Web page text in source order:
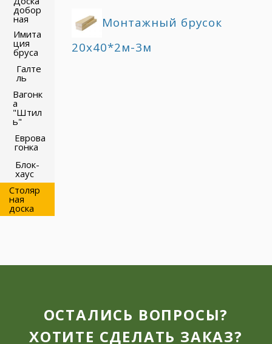
добор
ная
Имита
ция
бруса
Галте
ль
Вагонк
а
"Штил
ь"
Еврова
гонка
Блок-
хаус
Столяр
ная
доска
Монтажный брусок
20х40*2м-3м
ОСТАЛИСЬ ВОПРОСЫ?
ХОТИТЕ СДЕЛАТЬ ЗАКАЗ?